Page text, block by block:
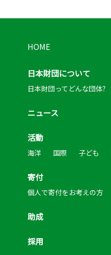
HOME
日本財団について
日本財団ってどんな団体?
ニュース
活動
海洋 国際 子ども
寄付
個人で寄付をお考えの方
助成
採用